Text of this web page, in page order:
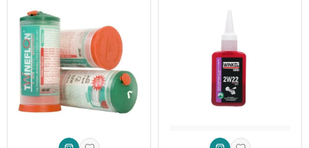
Uygulama Alanları:
Standartlar:
API SN, ILSAC GF-6A
Kullanım Alanları:
Binek Otomobiller:
Tüm benzinli ve dizel motorlu binek
araçlarda güvenle kullanılabilir.
Hafif Ticari Araçlar:Minibüs, panelvan gibi hafif ticari
araçlar için idealdir.
Müşteri Faydaları:
maliyetlerinizi azaltır.